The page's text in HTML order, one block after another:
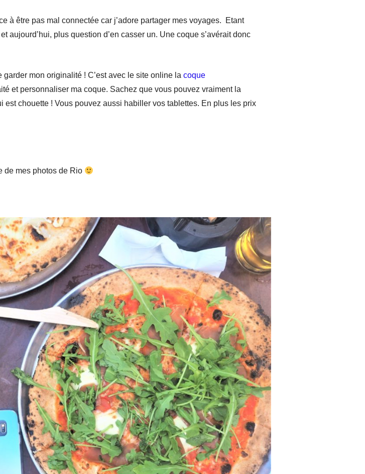
à être pas mal connectée car j’adore partager mes voyages. Etant
aujourd’hui, plus question d’en casser un. Une coque s’avérait donc
mon originalité ! C’est avec le site online la coque
et personnaliser ma coque. Sachez que vous pouvez vraiment la
est chouette ! Vous pouvez aussi habiller vos tablettes. En plus les prix
de mes photos de Rio